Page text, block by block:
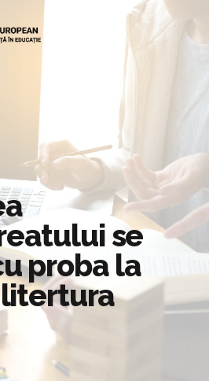
se
proba la